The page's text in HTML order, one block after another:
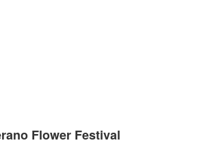
Flower Festival